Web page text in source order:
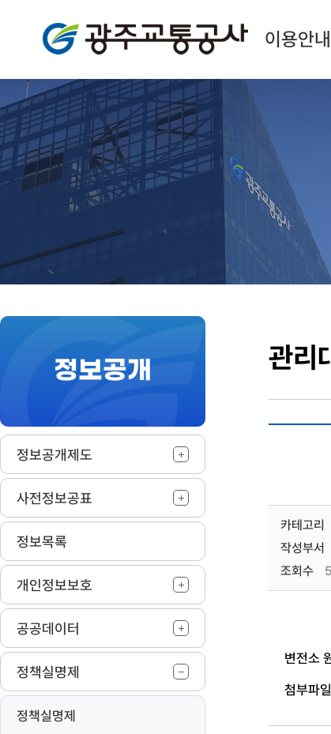
광주교통공사
이용안내
정보공개
정보공개제도
사전정보공표
정보목록
개인정보보호
공공데이터
정책실명제
정책실명제
본
관리
카테고리
작성부서
조회수
변전소
첨부파